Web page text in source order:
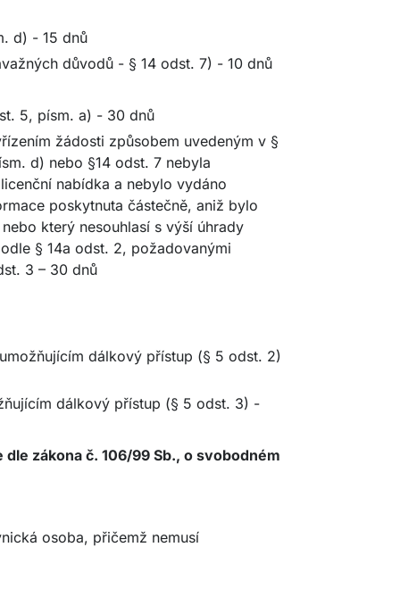
d) - 15 dnů
důvodů - § 14 odst. 7) - 10 dnů
5, písm. a) - 30 dnů
žádosti způsobem uvedeným v §
d) nebo §14 odst. 7 nebyla
nabídka a nebylo vydáno
poskytnuta částečně, aniž bylo
který nesouhlasí s výší úhrady
§ 14a odst. 2, požadovanými
3 – 30 dnů
dálkový přístup (§ 5 odst. 2)
dálkový přístup (§ 5 odst. 3) -
zákona č. 106/99 Sb., o svobodném
osoba, přičemž nemusí